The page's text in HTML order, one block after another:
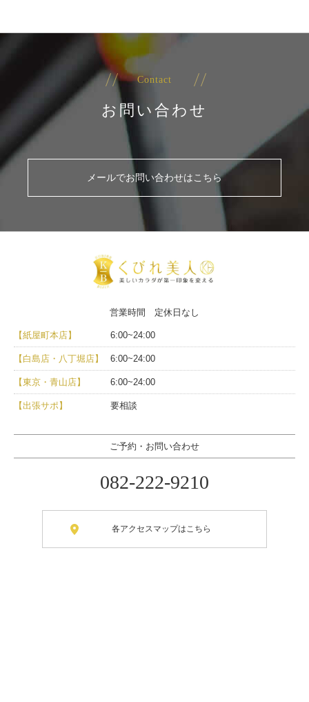
Contact
お問い合わせ
メールでお問い合わせはこちら
営業時間 定休日なし
【紙屋町本店】 6:00~24:00
【白島店・八丁堀店】 6:00~24:00
【東京・青山店】 6:00~24:00
【出張サポ】 要相談
ご予約・お問い合わせ
082-222-9210
各アクセスマップはこちら